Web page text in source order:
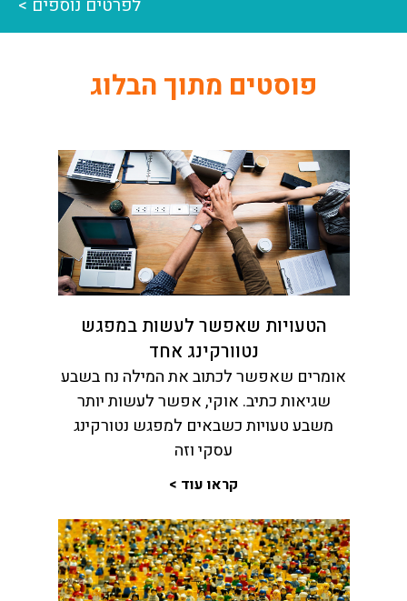
לפרטים נוספים >
פוסטים מתוך הבלוג
הטעויות שאפשר לעשות במפגש
נטוורקינג אחד
אומרים שאפשר לכתוב את המילה נח בשבע
שגיאות כתיב. אוקי, אפשר לעשות יותר
משבע טעויות כשבאים למפגש נטורקינג
עסקי וזה
קראו עוד >